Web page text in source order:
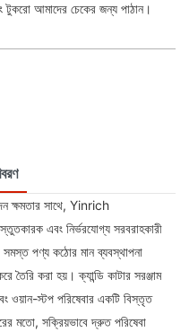
আমাদের চেকের জন্য পাঠান।
ক্ষমতার সাথে, Yinrich
এবং নির্ভরযোগ্য সরবরাহকারী
সমস্ত পণ্য কঠোর মান ব্যবস্থাপনা
তৈরি করা হয়। ক্যান্ডি কাটার সরঞ্জাম
স্টপ পরিষেবার একটি বিস্তৃত
মতো, সক্রিয়ভাবে দ্রুত পরিষেবা